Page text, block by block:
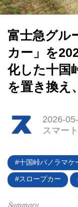
EV
電動
富士急グル
カー」を
化した十国
を置き換え
2026-
スマー
十国峠パノラマケ
スロープカー